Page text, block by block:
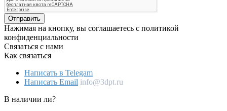
Отправить
Нажимая на кнопку, вы соглашаетесь с политикой
конфиденциальности
Связаться с нами
Как связаться
Написать в Telegam
Написать Email info@3dpt.ru
В наличии ли?